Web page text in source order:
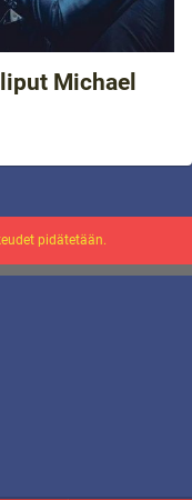
Michael
pidätetään.